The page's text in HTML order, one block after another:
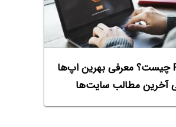
فید یا RSS چیست؟ معرفی بهرین اپ‌ها
آخرین مطالب سایت‌ها